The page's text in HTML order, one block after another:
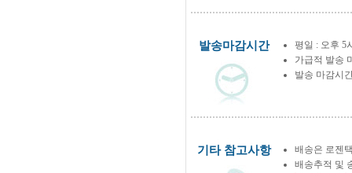
발송마감시간
평일 : 오후 5
가급적 발송
발송 마감시
기타 참고사항
배송은 로젠
배송추적 및